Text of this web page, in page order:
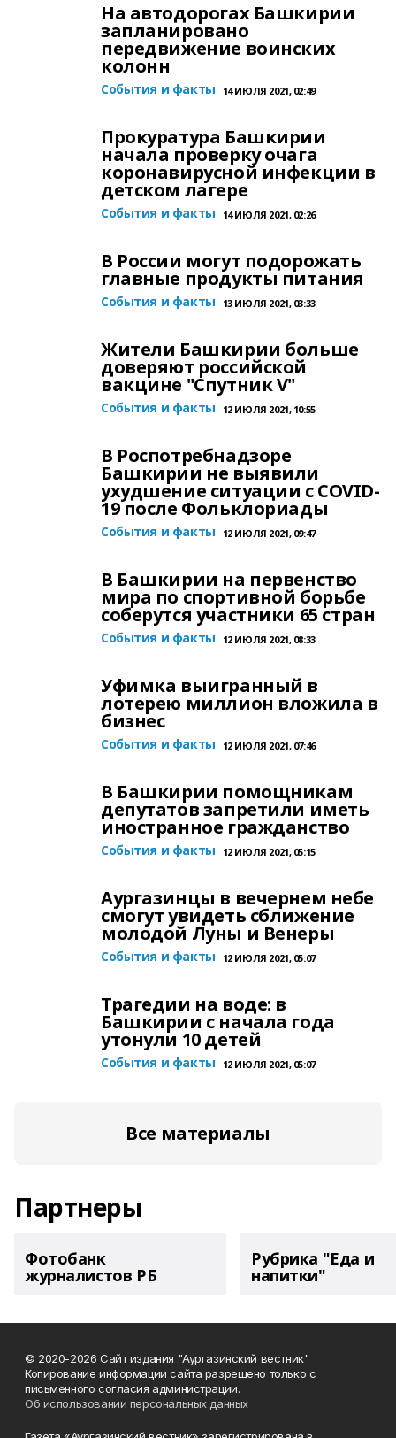
На автодорогах Башкирии
запланировано
передвижение воинских
колонн
События и факты 14 ИЮЛЯ 2021, 02:49
Прокуратура Башкирии
начала проверку очага
коронавирусной инфекции в
детском лагере
События и факты 14 ИЮЛЯ 2021, 02:26
В России могут подорожать
главные продукты питания
События и факты 13 ИЮЛЯ 2021, 03:33
Жители Башкирии больше
доверяют российской
вакцине "Спутник V"
События и факты 12 ИЮЛЯ 2021, 10:55
В Роспотребнадзоре
Башкирии не выявили
ухудшение ситуации с COVID-
19 после Фольклориады
События и факты 12 ИЮЛЯ 2021, 09:47
В Башкирии на первенство
мира по спортивной борьбе
соберутся участники 65 стран
События и факты 12 ИЮЛЯ 2021, 08:33
Уфимка выигранный в
лотерею миллион вложила в
бизнес
События и факты 12 ИЮЛЯ 2021, 07:46
В Башкирии помощникам
депутатов запретили иметь
иностранное гражданство
События и факты 12 ИЮЛЯ 2021, 05:15
Аургазинцы в вечернем небе
смогут увидеть сближение
молодой Луны и Венеры
События и факты 12 ИЮЛЯ 2021, 05:07
Трагедии на воде: в
Башкирии с начала года
утонули 10 детей
События и факты 12 ИЮЛЯ 2021, 05:07
Все материалы
Партнеры
Фотобанк
журналистов РБ
Рубрика "Еда и
напитки"
© 2020-2026 Сайт издания "Аургазинский вестник"
Копирование информации сайта разрешено только с
письменного согласия администрации.
Об использовании персональных данных